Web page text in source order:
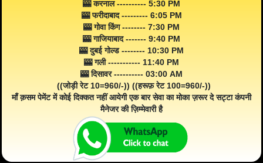
🎰 करनाल ---------- 5:30 PM
🎰 फरीदाबाद --------- 6:05 PM
🎰 गोवा किंग -------- 7:30 PM
🎰 गाजियाबाद ------- 9:40 PM
🎰 दुबई गोल्ड -------- 10:30 PM
🎰 गली ----------- 11:40 PM
🎰 दिसावर ---------- 03:00 AM
((जोड़ी रेट 10=960/-)) ((हरूफ़ रेट 100=960/-))
माँ क़सम पेमेंट में कोई दिक्कत नहीं आयेगी एक बार सेवा का मोका ज़रूर दे सट्टा कंपनी
मैनेजर की ज़िम्मेवारी है